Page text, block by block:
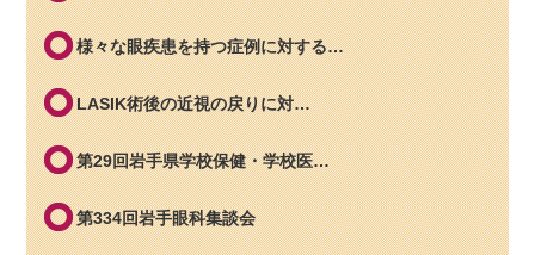
様々な眼疾患を持つ症例に対する…
LASIK術後の近視の戻りに対…
第29回岩手県学校保健・学校医…
第334回岩手眼科集談会